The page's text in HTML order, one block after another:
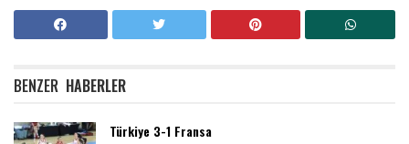
BENZER HABERLER
Türkiye 3-1 Fransa